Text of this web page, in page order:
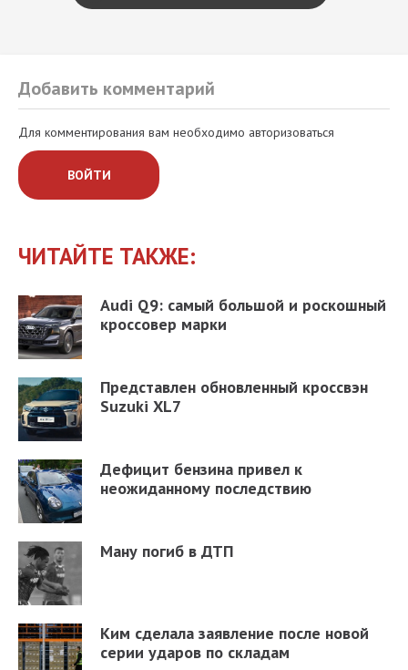
Добавить комментарий
Для комментирования вам необходимо авторизоваться
ВОЙТИ
ЧИТАЙТЕ ТАКЖЕ:
Audi Q9: самый большой и роскошный
кроссовер марки
Представлен обновленный кроссвэн
Suzuki XL7
Дефицит бензина привел к
неожиданному последствию
Ману погиб в ДТП
Ким сделала заявление после новой
серии ударов по складам